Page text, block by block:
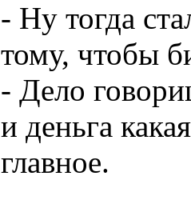
- Ну тогда
тому, чтобы
- Дело
и деньга
главное.